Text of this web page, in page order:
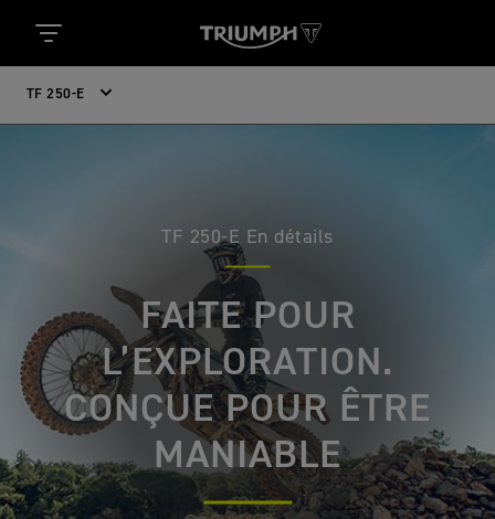
TF 250-E
TF 250-E En détails
FAITE POUR
L’EXPLORATION.
CONÇUE POUR ÊTRE
MANIABLE